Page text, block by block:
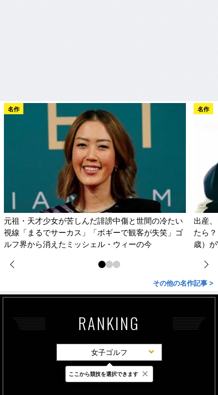
名作
元祖・天才少女が苦しんだ誹謗中傷と世間の冷たい
視線「まるでサーカス」「ボギーで観客が失笑」ゴ
ルフ界から消えたミッシェル・ウィーの今
名作
出産
たら
歳）
その他の名作記事 >
RANKING
女子ゴルフ
最新 24時間 週間
ここから競技を選択できます ×